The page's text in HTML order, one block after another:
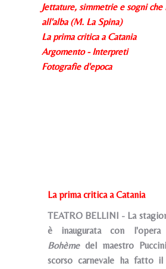
Jettature, simmetrie e sogni che
all'alba (M. La Spina)
La prima critica a Catania
Argomento - Interpreti
Fotografie d'epoca
La prima critica a Catania
TEATRO BELLINI - La
è inaugurata con l'opera
Bohème del maestro
scorso carnevale ha fatto